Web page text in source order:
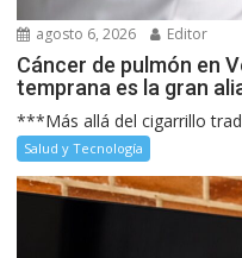
agosto 6, 2026 Editor
Cáncer de pulmón en
temprana es la gran
***Más allá del cigarrillo
Salud y Tecnología